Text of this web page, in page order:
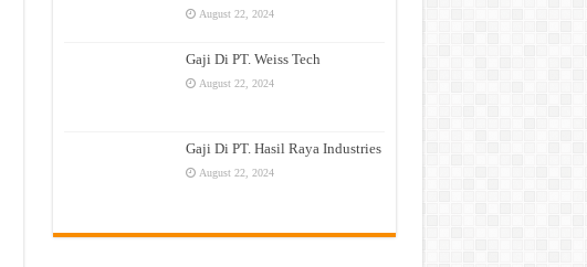
August 22, 2024
Gaji Di PT. Weiss Tech
August 22, 2024
Gaji Di PT. Hasil Raya Industries
August 22, 2024